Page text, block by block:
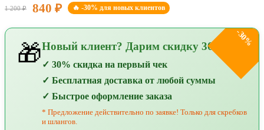
1 200 ₽ 840 ₽ 🔥 -30% для новых клиентов
-30%
🎁Новый клиент? Дарим скидку 30%!
✓ 30% скидка на первый чек
✓ Бесплатная доставка от любой суммы
✓ Быстрое оформление заказа
* Предложение действительно по заявке! Только для скребков
и шлангов.